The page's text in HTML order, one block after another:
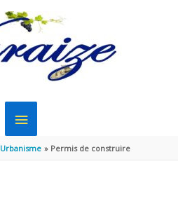
MENU
PRINCIPAL
Urbanisme Permis de construire